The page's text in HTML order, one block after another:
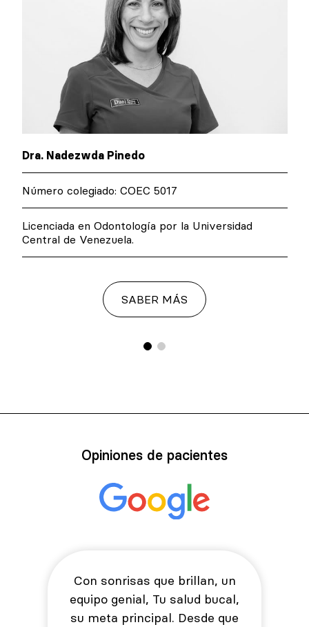
Dra. Nadezwda Pinedo
Número colegiado: COEC 5017
Licenciada en Odontología por la Universidad
Central de Venezuela.
SABER MÁS
Opiniones de pacientes
Con sonrisas que brillan, un
equipo genial, Tu salud bucal,
su meta principal. Desde que